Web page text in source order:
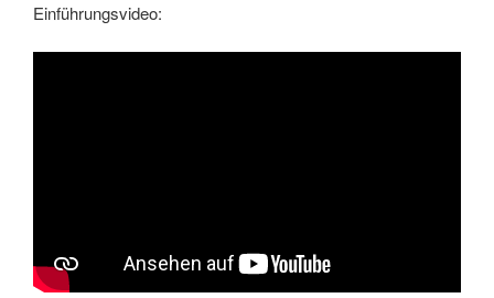
Einführungsvideo: